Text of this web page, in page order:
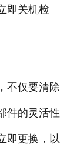
即关机检
不仅要清除
件的灵活性
即更换，以